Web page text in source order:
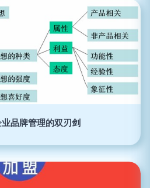
品牌管理的双刃剑